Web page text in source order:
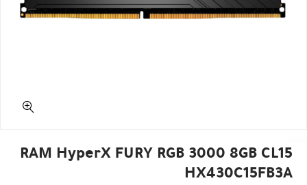
RAM HyperX FURY RGB 3000 8GB CL15
HX430C15FB3A